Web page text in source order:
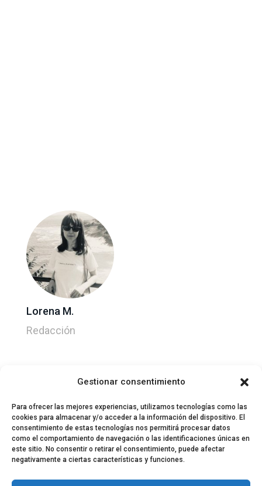
Gestionar consentimiento
Para ofrecer las mejores experiencias, utilizamos tecnologías como las
cookies para almacenar y/o acceder a la información del dispositivo. El
consentimiento de estas tecnologías nos permitirá procesar datos
como el comportamiento de navegación o las identificaciones únicas en
este sitio. No consentir o retirar el consentimiento, puede afectar
negativamente a ciertas características y funciones.
Lorena M.
Redacción